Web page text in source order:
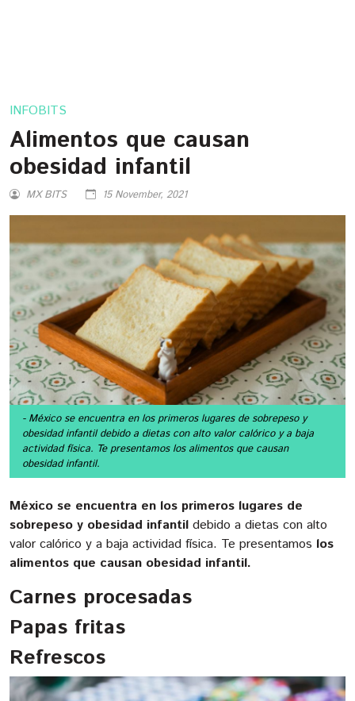
INFOBITS
Alimentos que causan
obesidad infantil
MX BITS 15 November, 2021
- México se encuentra en los primeros lugares de sobrepeso y
obesidad infantil debido a dietas con alto valor calórico y a baja
actividad física. Te presentamos los alimentos que causan
obesidad infantil.
México se encuentra en los primeros lugares de
sobrepeso y obesidad infantil debido a dietas con alto
valor calórico y a baja actividad física. Te presentamos los
alimentos que causan obesidad infantil.
Carnes procesadas
Papas fritas
Refrescos